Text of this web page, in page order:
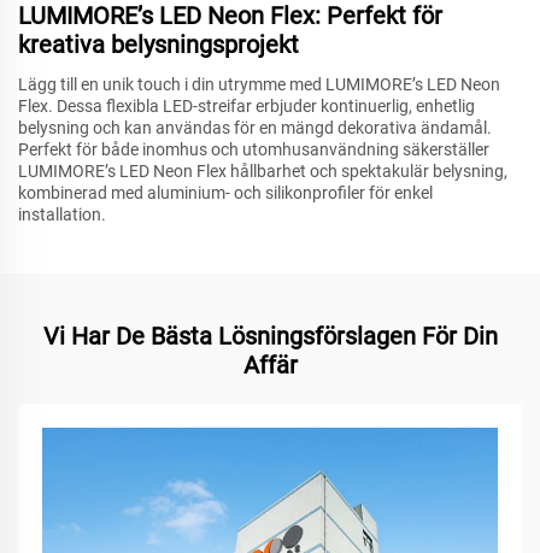
LUMIMORE’s LED Neon Flex: Perfekt för
kreativa belysningsprojekt
Lägg till en unik touch i din utrymme med LUMIMORE’s LED Neon
Flex. Dessa flexibla LED-streifar erbjuder kontinuerlig, enhetlig
belysning och kan användas för en mängd dekorativa ändamål.
Perfekt för både inomhus och utomhusanvändning säkerställer
LUMIMORE’s LED Neon Flex hållbarhet och spektakulär belysning,
kombinerad med aluminium- och silikonprofiler för enkel
installation.
Vi Har De Bästa Lösningsförslagen För Din
Affär